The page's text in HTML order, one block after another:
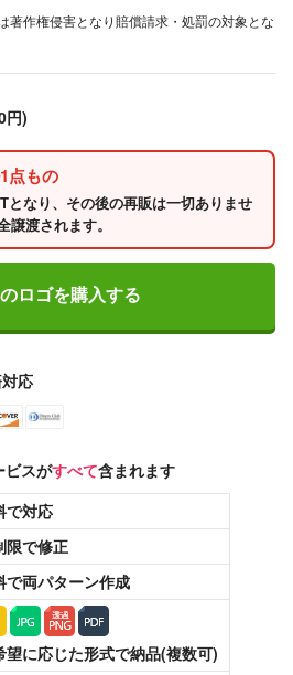
著作権侵害となり賠償請求・処罰の対象とな
円)
点もの
となり、その後の再販は一切ありませ
譲渡されます。
ロゴを購入する
応
ビスがすべて含まれます
で対応
限で修正
で両パターン作成
望に応じた形式で納品(複数可)